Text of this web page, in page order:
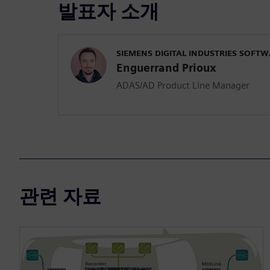
발표자 소개
SIEMENS DIGITAL INDUSTRIES
Enguerrand Prioux
ADAS/AD Product Line Manager
관련 자료